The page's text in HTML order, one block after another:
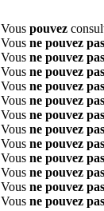
Vous pouvez
Vous ne pouvez pas
Vous ne pouvez pas
Vous ne pouvez pas
Vous ne pouvez pas
Vous ne pouvez pas
Vous ne pouvez pas
Vous ne pouvez pas
Vous ne pouvez pas
Vous ne pouvez pas
Vous ne pouvez pas
Vous ne pouvez pas
Vous ne pouvez pas